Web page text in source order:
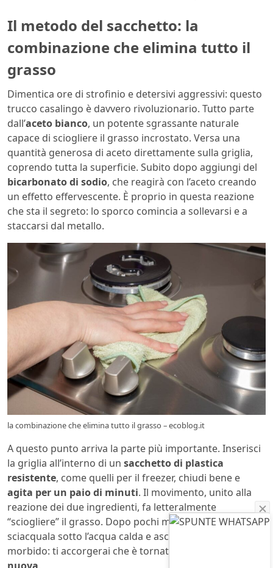
Il metodo del sacchetto: la
combinazione che elimina tutto il
grasso
Dimentica ore di strofinio e detersivi aggressivi: questo
trucco casalingo è davvero rivoluzionario. Tutto parte
dall’aceto bianco, un potente sgrassante naturale
capace di sciogliere il grasso incrostato. Versa una
quantità generosa di aceto direttamente sulla griglia,
coprendo tutta la superficie. Subito dopo aggiungi del
bicarbonato di sodio, che reagirà con l’aceto creando
un effetto effervescente. È proprio in questa reazione
che sta il segreto: lo sporco comincia a sollevarsi e a
staccarsi dal metallo.
la combinazione che elimina tutto il grasso – ecoblog.it
A questo punto arriva la parte più importante. Inserisci
la griglia all’interno di un sacchetto di plastica
resistente, come quelli per il freezer, chiudi bene e
agita per un paio di minuti. Il movimento, unito alla
reazione dei due ingredienti, fa letteralmente
“sciogliere” il grasso. Dopo pochi minuti, togli la griglia,
sciacquala sotto l’acqua calda e asciugala con un panno
morbido: ti accorgerai che è tornata a